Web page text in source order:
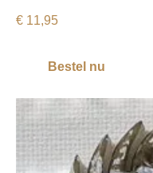
€ 11,95
Bestel nu